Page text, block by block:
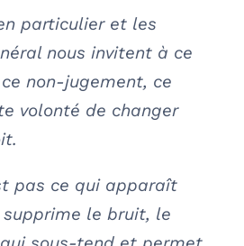
particulier et les
nous invitent à ce
non-jugement, ce
volonté de changer
pas ce qui apparaît
le bruit, le